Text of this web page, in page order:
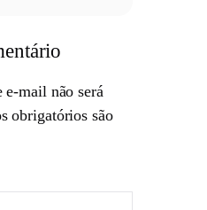
e-mail não será
obrigatórios são